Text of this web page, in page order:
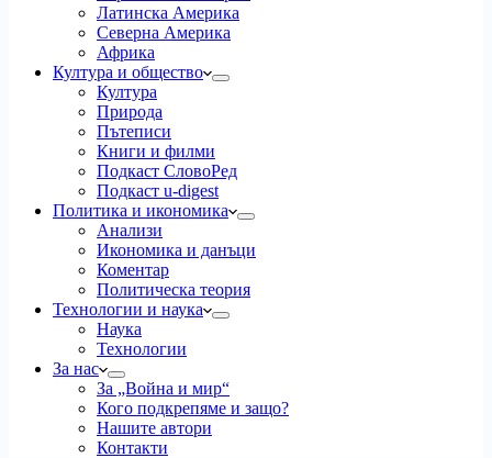
Латинска Америка
Северна Америка
Африка
Култура и общество
Култура
Природа
Пътеписи
Книги и филми
Подкаст СловоРед
Подкаст u-digest
Политика и икономика
Анализи
Икономика и данъци
Коментар
Политическа теория
Технологии и наука
Наука
Технологии
За нас
За „Война и мир“
Кого подкрепяме и защо?
Нашите автори
Контакти